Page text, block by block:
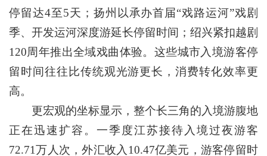
停留达4至5天；扬州以承办首届“戏路运河”戏剧
季、开发运河深度游延长停留时间；绍兴紧扣越剧
120周年推出全域戏曲体验。这些城市入境游客停
留时间往往比传统观光游更长，消费转化效率更
高。
更宏观的坐标显示，整个长三角的入境游腹地
正在迅速扩容。一季度江苏接待入境过夜游客
72.71万人次，外汇收入10.47亿美元，游客停留时